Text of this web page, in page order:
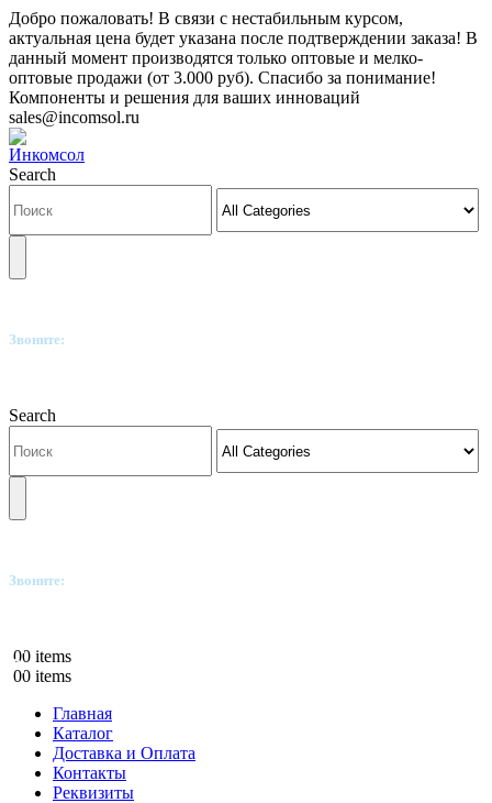
Добро пожаловать! В связи с нестабильным курсом,
актуальная цена будет указана после подтверждении заказа! В
данный момент производятся только оптовые и мелко-
оптовые продажи (от 3.000 руб). Спасибо за понимание!
Компоненты и решения для ваших инноваций
sales@incomsol.ru
Search
Звоните:
Search
Звоните:
00 items
00 items
Главная
Каталог
Доставка и Оплата
Контакты
Реквизиты